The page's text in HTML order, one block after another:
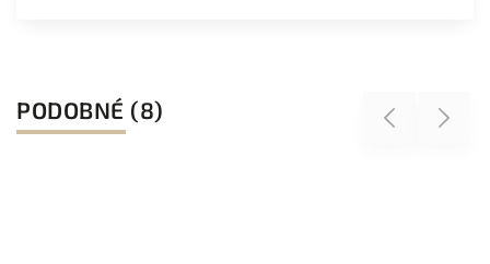
PODOBNÉ (8) Previous Next